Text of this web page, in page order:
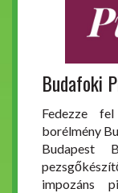
Budafoki
Fedezze
borélmény
Budapest
impozáns